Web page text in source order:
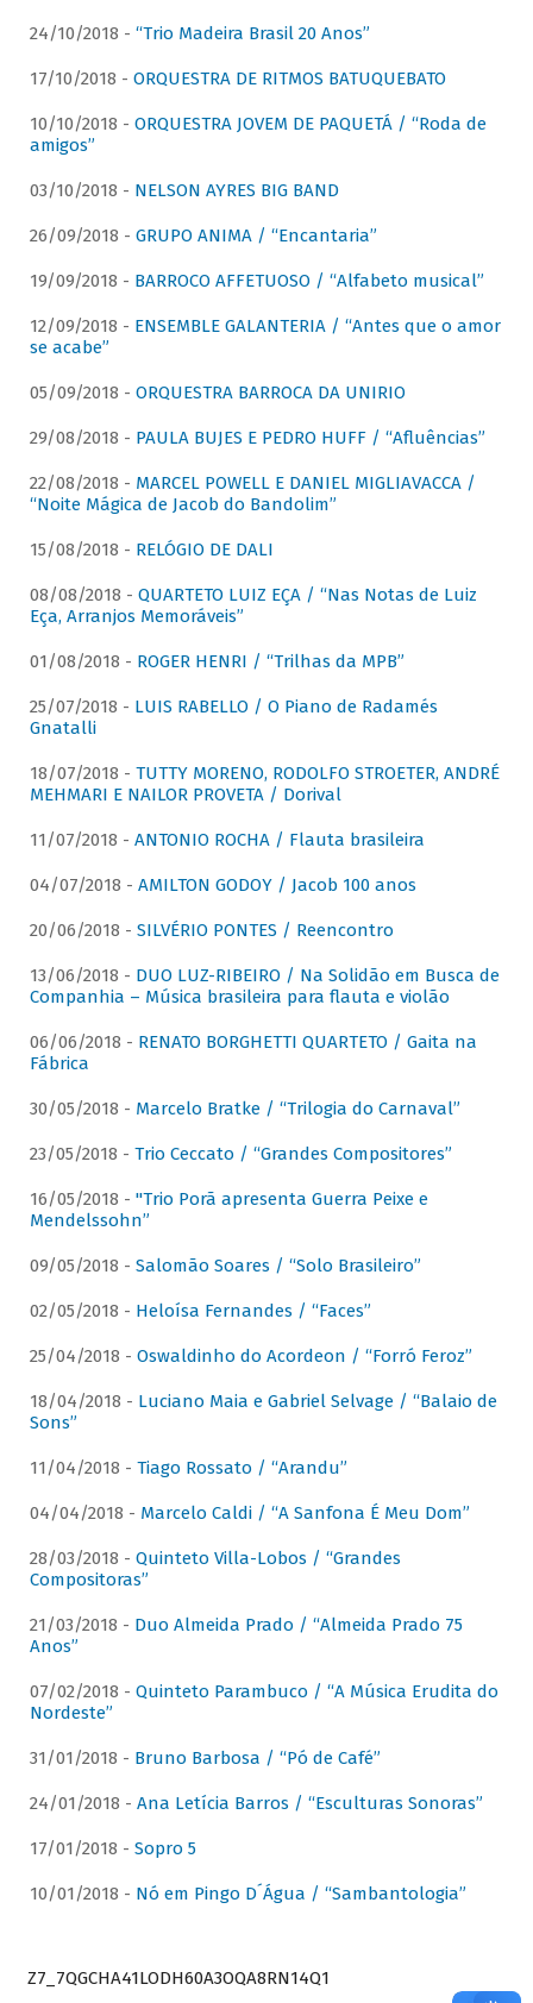
24/10/2018 - “Trio Madeira Brasil 20 Anos”
17/10/2018 - ORQUESTRA DE RITMOS BATUQUEBATO
10/10/2018 - ORQUESTRA JOVEM DE PAQUETÁ / “Roda de
amigos”
03/10/2018 - NELSON AYRES BIG BAND
26/09/2018 - GRUPO ANIMA / “Encantaria”
19/09/2018 - BARROCO AFFETUOSO / “Alfabeto musical”
12/09/2018 - ENSEMBLE GALANTERIA / “Antes que o amor
se acabe”
05/09/2018 - ORQUESTRA BARROCA DA UNIRIO
29/08/2018 - PAULA BUJES E PEDRO HUFF / “Afluências”
22/08/2018 - MARCEL POWELL E DANIEL MIGLIAVACCA /
“Noite Mágica de Jacob do Bandolim”
15/08/2018 - RELÓGIO DE DALI
08/08/2018 - QUARTETO LUIZ EÇA / “Nas Notas de Luiz
Eça, Arranjos Memoráveis”
01/08/2018 - ROGER HENRI / “Trilhas da MPB”
25/07/2018 - LUIS RABELLO / O Piano de Radamés
Gnatalli
18/07/2018 - TUTTY MORENO, RODOLFO STROETER, ANDRÉ
MEHMARI E NAILOR PROVETA / Dorival
11/07/2018 - ANTONIO ROCHA / Flauta brasileira
04/07/2018 - AMILTON GODOY / Jacob 100 anos
20/06/2018 - SILVÉRIO PONTES / Reencontro
13/06/2018 - DUO LUZ-RIBEIRO / Na Solidão em Busca de
Companhia – Música brasileira para flauta e violão
06/06/2018 - RENATO BORGHETTI QUARTETO / Gaita na
Fábrica
30/05/2018 - Marcelo Bratke / “Trilogia do Carnaval”
23/05/2018 - Trio Ceccato / “Grandes Compositores”
16/05/2018 - "Trio Porã apresenta Guerra Peixe e
Mendelssohn”
09/05/2018 - Salomão Soares / “Solo Brasileiro”
02/05/2018 - Heloísa Fernandes / “Faces”
25/04/2018 - Oswaldinho do Acordeon / “Forró Feroz”
18/04/2018 - Luciano Maia e Gabriel Selvage / “Balaio de
Sons”
11/04/2018 - Tiago Rossato / “Arandu”
04/04/2018 - Marcelo Caldi / “A Sanfona É Meu Dom”
28/03/2018 - Quinteto Villa-Lobos / “Grandes
Compositoras”
21/03/2018 - Duo Almeida Prado / “Almeida Prado 75
Anos”
07/02/2018 - Quinteto Parambuco / “A Música Erudita do
Nordeste”
31/01/2018 - Bruno Barbosa / “Pó de Café”
24/01/2018 - Ana Letícia Barros / “Esculturas Sonoras”
17/01/2018 - Sopro 5
10/01/2018 - Nó em Pingo D´Água / “Sambantologia”
Z7_7QGCHA41LODH60A3OQA8RN14Q1